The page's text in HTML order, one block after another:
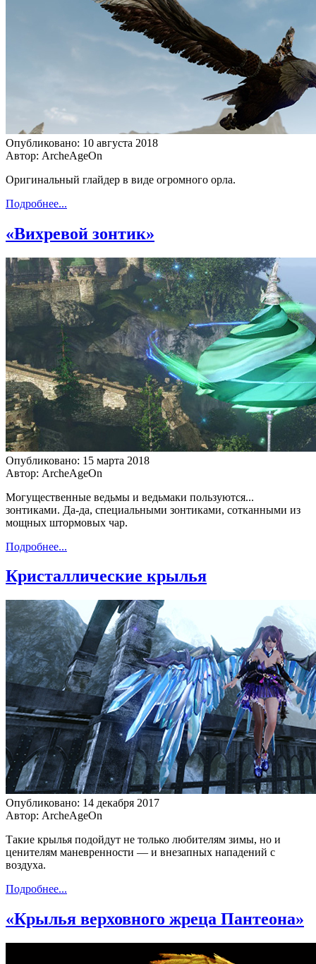
Опубликовано: 10 августа 2018
Автор: ArcheAgeOn
Оригинальный глайдер в виде огромного орла.
Подробнее...
«Вихревой зонтик»
Опубликовано: 15 марта 2018
Автор: ArcheAgeOn
Могущественные ведьмы и ведьмаки пользуются...
зонтиками. Да-да, специальными зонтиками, сотканными из
мощных штормовых чар.
Подробнее...
Кристаллические крылья
Опубликовано: 14 декабря 2017
Автор: ArcheAgeOn
Такие крылья подойдут не только любителям зимы, но и
ценителям маневренности — и внезапных нападений с
воздуха.
Подробнее...
«Крылья верховного жреца Пантеона»